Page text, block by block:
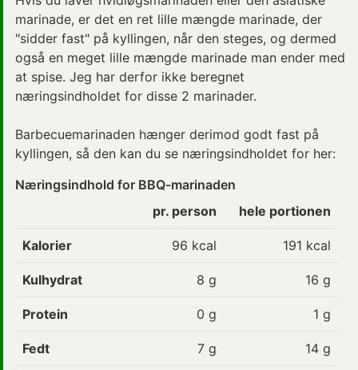
marinade, er det en ret lille mængde marinade, der
"sidder fast" på kyllingen, når den steges, og dermed
også en meget lille mængde marinade man ender med
at spise. Jeg har derfor ikke beregnet
næringsindholdet for disse 2 marinader.
Barbecuemarinaden hænger derimod godt fast på
kyllingen, så den kan du se næringsindholdet for her:
Næringsindhold for BBQ-marinaden
pr. person
hele portionen
Kalorier 96 kcal 191 kcal
Kulhydrat 8 g 16 g
Protein 0 g 1 g
Fedt 7 g 14 g